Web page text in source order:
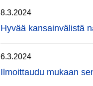
8.3.2024
Hyvää kansainvälistä
6.3.2024
Ilmoittaudu mukaan